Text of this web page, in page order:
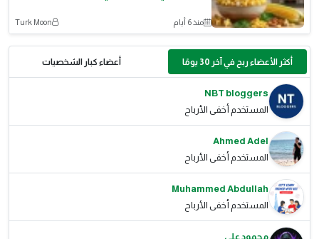
منذ 6 أيام Turk Moon
أكثر الأعضاء ربح في آخر 30 يومًا أعضاء كبار الشخصيات
NBT bloggers
المستخدم أخفى الأرباح
Ahmed Adel
المستخدم أخفى الأرباح
Muhammed Abdullah
المستخدم أخفى الأرباح
محمود علي